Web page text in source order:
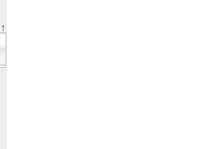
↑